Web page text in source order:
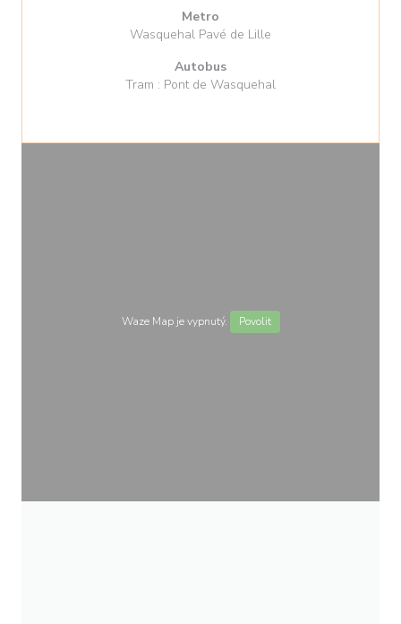
Metro
Wasquehal Pavé de Lille
Autobus
Tram : Pont de Wasquehal
Waze Map je vypnutý. Povolit